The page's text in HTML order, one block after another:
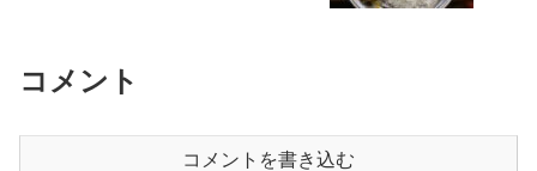
コメント
コメントを書き込む